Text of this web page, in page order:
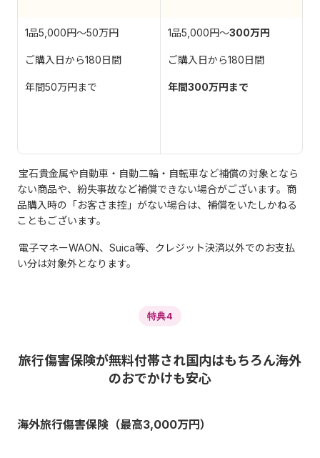
1品5,000円～50万円
ご購入日から180日間
年間50万円まで
1品5,000円～300万円
ご購入日から180日間
年間300万円まで
宝石貴金属や自動車・自動二輪・自転車など補償の対象となら
ない商品や、紛失事故など補償できない場合がございます。商
品購入時の「お客さま控」がない場合は、補償をいたしかねる
こともございます。
電子マネーWAON、Suica等、クレジット決済以外でのお支払
い分は対象外となります。
特典4
旅行傷害保険が無料付帯され国内はもちろん海外
のおでかけも安心
海外旅行傷害保険（最高3,000万円）